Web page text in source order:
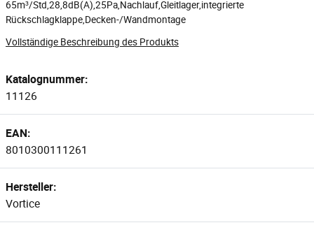
65m³/Std,28,8dB(A),25Pa,Nachlauf,Gleitlager,integrierte
Rückschlagklappe,Decken-/Wandmontage
Vollständige Beschreibung des Produkts
Katalognummer:
11126
EAN:
8010300111261
Hersteller:
Vortice